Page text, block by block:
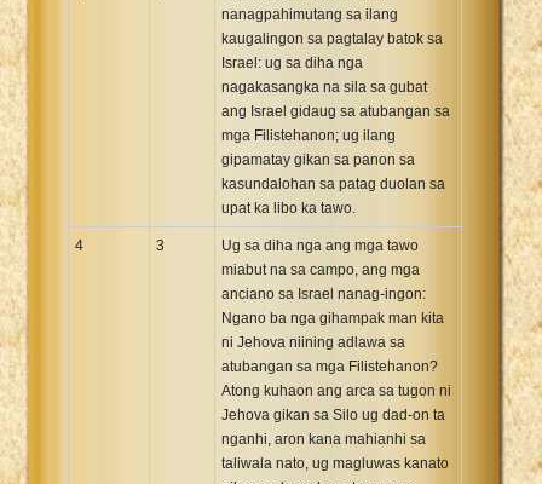
nanagpahimutang sa ilang
kaugalingon sa pagtalay batok sa
Israel: ug sa diha nga
nagakasangka na sila sa gubat
ang Israel gidaug sa atubangan sa
mga Filistehanon; ug ilang
gipamatay gikan sa panon sa
kasundalohan sa patag duolan sa
upat ka libo ka tawo.
4 3
Ug sa diha nga ang mga tawo
miabut na sa campo, ang mga
anciano sa Israel nanag-ingon:
Ngano ba nga gihampak man kita
ni Jehova niining adlawa sa
atubangan sa mga Filistehanon?
Atong kuhaon ang arca sa tugon ni
Jehova gikan sa Silo ug dad-on ta
nganhi, aron kana mahianhi sa
taliwala nato, ug magluwas kanato